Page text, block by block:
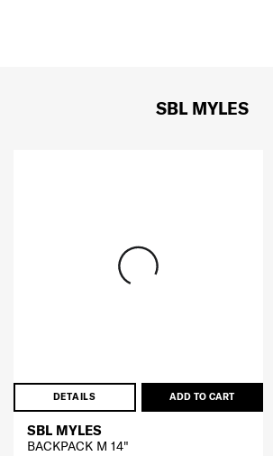
SBL MYLES
DETAILS ADD TO CART
SBL MYLES
BACKPACK M 14"